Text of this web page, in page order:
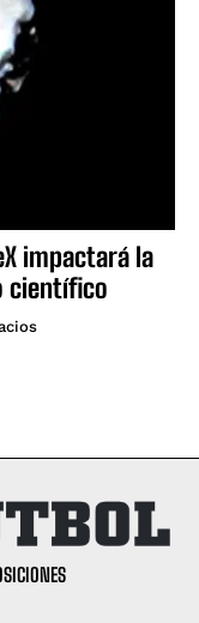
impactará la
científico